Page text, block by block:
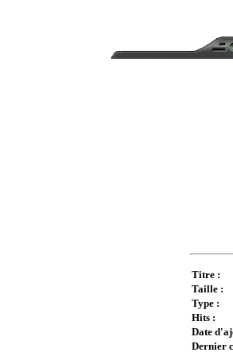
Titre :
Taille :
Type :
Hits :
Date
Dernier